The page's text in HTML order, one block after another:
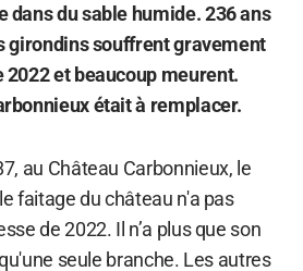
dans du sable humide. 236 ans
girondins souffrent gravement
2022 et beaucoup meurent.
était à remplacer.
au Château Carbonnieux, le
faitage du château n'a pas
de 2022. Il n’a plus que son
seule branche. Les autres